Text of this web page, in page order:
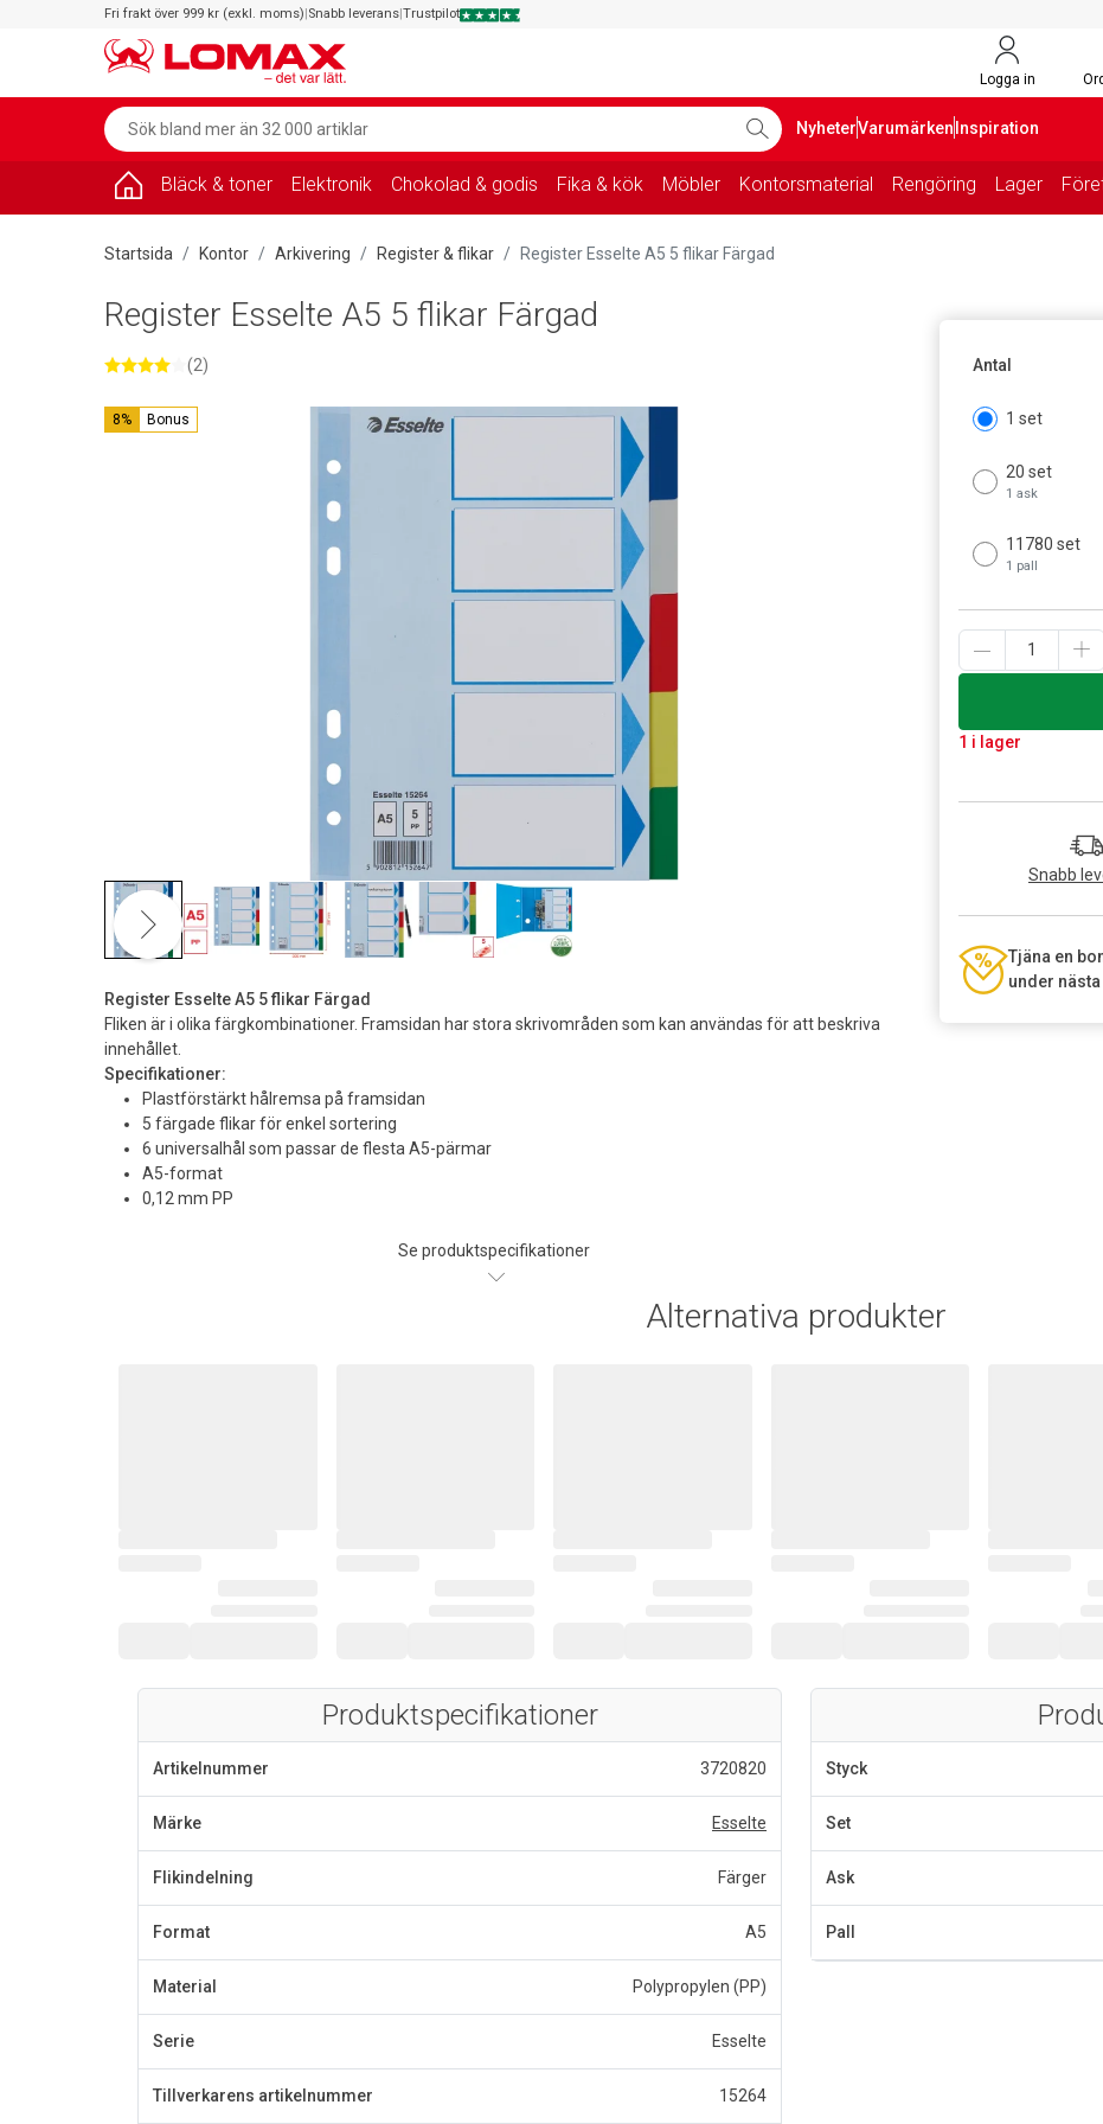
Fri frakt över 999 kr (exkl. moms)|Snabb leverans|Trustpilot
Logga in
NyheterVarumärken Inspiration
Bläck & toner Elektronik Chokolad & godis Fika & kök Möbler Kontorsmaterial Rengöring Lager
Startsida Kontor Arkivering Register & flikar Register Esselte A5 5 flikar Färgad
8% Bonus
Register Esselte A5 5 flikar Färgad
Fliken är i olika färgkombinationer. Framsidan har stora skrivområden som kan användas för att beskriva
innehållet.
Specifikationer:
Plastförstärkt hålremsa på framsidan
5 färgade flikar för enkel sortering
6 universalhål som passar de flesta A5-pärmar
A5-format
0,12 mm PP
Se produktspecifikationer
Antal
1 set
20 set
1 ask
11780 set
1 pall
1 i lager
Snabb
Tjäna en
under
Register Esselte A5 5 flikar Färgad
(2)
Alternativa produkter
Produktspecifikationer
Artikelnummer 3720820
Märke Esselte
Flikindelning Färger
Format A5
Material Polypropylen (PP)
Serie Esselte
Tillverkarens artikelnummer 15264
Styck
Set
Ask
Pall